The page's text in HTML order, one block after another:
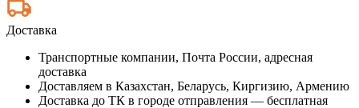
Доставка
Транспортные компании, Почта России, адресная
доставка
Доставляем в Казахстан, Беларусь, Киргизию, Армению
Доставка до ТК в городе отправления — бесплатная